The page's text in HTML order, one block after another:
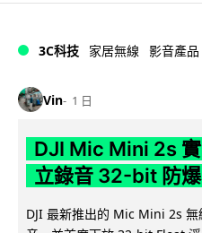
3C科技 家居無線 影音產品
Vin 1 日
DJI Mic Mini 2s
立錄音 32-bit 防
DJI 最新推出的 Mic Mini 2s